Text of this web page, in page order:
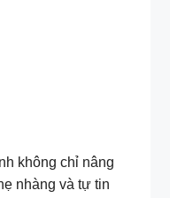
không chỉ nâng
nhàng và tự tin